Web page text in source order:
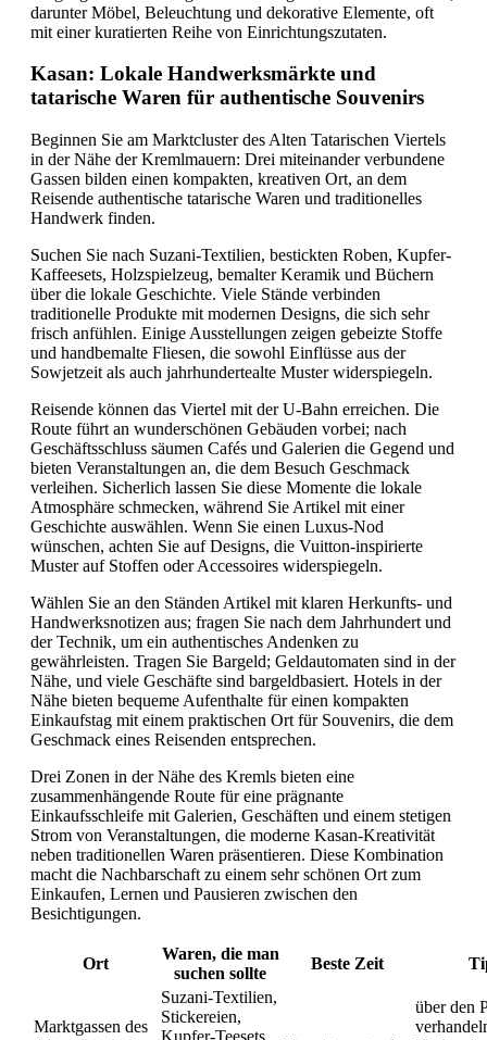
darunter Möbel, Beleuchtung und dekorative Elemente, oft
mit einer kuratierten Reihe von Einrichtungszutaten.
Kasan: Lokale Handwerksmärkte und
tatarische Waren für authentische Souvenirs
Beginnen Sie am Marktcluster des Alten Tatarischen Viertels
in der Nähe der Kremlmauern: Drei miteinander verbundene
Gassen bilden einen kompakten, kreativen Ort, an dem
Reisende authentische tatarische Waren und traditionelles
Handwerk finden.
Suchen Sie nach Suzani-Textilien, bestickten Roben, Kupfer-
Kaffeesets, Holzspielzeug, bemalter Keramik und Büchern
über die lokale Geschichte. Viele Stände verbinden
traditionelle Produkte mit modernen Designs, die sich sehr
frisch anfühlen. Einige Ausstellungen zeigen gebeizte Stoffe
und handbemalte Fliesen, die sowohl Einflüsse aus der
Sowjetzeit als auch jahrhundertealte Muster widerspiegeln.
Reisende können das Viertel mit der U-Bahn erreichen. Die
Route führt an wunderschönen Gebäuden vorbei; nach
Geschäftsschluss säumen Cafés und Galerien die Gegend und
bieten Veranstaltungen an, die dem Besuch Geschmack
verleihen. Sicherlich lassen Sie diese Momente die lokale
Atmosphäre schmecken, während Sie Artikel mit einer
Geschichte auswählen. Wenn Sie einen Luxus-Nod
wünschen, achten Sie auf Designs, die Vuitton-inspirierte
Muster auf Stoffen oder Accessoires widerspiegeln.
Wählen Sie an den Ständen Artikel mit klaren Herkunfts- und
Handwerksnotizen aus; fragen Sie nach dem Jahrhundert und
der Technik, um ein authentisches Andenken zu
gewährleisten. Tragen Sie Bargeld; Geldautomaten sind in der
Nähe, und viele Geschäfte sind bargeldbasiert. Hotels in der
Nähe bieten bequeme Aufenthalte für einen kompakten
Einkaufstag mit einem praktischen Ort für Souvenirs, die dem
Geschmack eines Reisenden entsprechen.
Drei Zonen in der Nähe des Kremls bieten eine
zusammenhängende Route für eine prägnante
Einkaufsschleife mit Galerien, Geschäften und einem stetigen
Strom von Veranstaltungen, die moderne Kasan-Kreativität
neben traditionellen Waren präsentieren. Diese Kombination
macht die Nachbarschaft zu einem sehr schönen Ort zum
Einkaufen, Lernen und Pausieren zwischen den
Besichtigungen.
Ort
Waren, die man
suchen sollte
Beste Zeit
Marktgassen des
Suzani-Textilien,
Stickereien,
Kupfer-Teesets,
über den